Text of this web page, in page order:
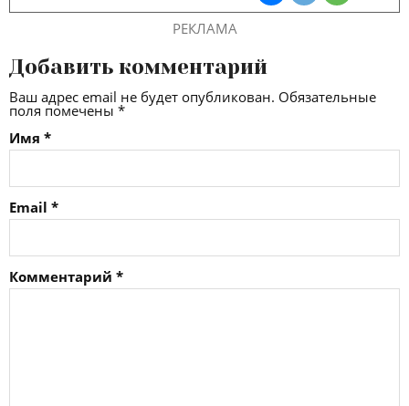
РЕКЛАМА
Добавить комментарий
Ваш адрес email не будет опубликован. Обязательные
поля помечены *
Имя *
Email *
Комментарий *